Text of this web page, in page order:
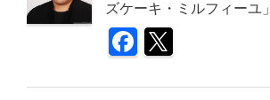
ズケーキ・ミルフィーユ」